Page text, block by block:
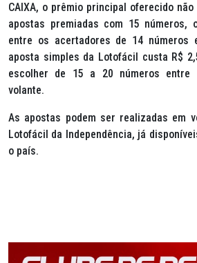
CAIXA, o prêmio principal oferecido
apostas premiadas com 15 números,
entre os acertadores de 14 números
aposta simples da Lotofácil custa R$
escolher de 15 a 20 números entre
volante.
As apostas podem ser realizadas em
Lotofácil da Independência, já
o país.